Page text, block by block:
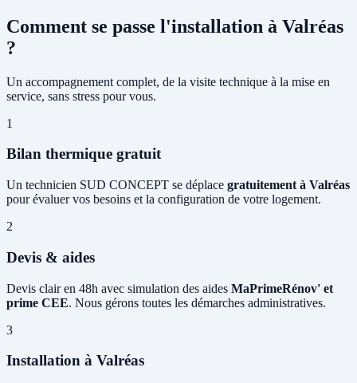
Comment se passe l'installation à Valréas
?
Un accompagnement complet, de la visite technique à la mise en
service, sans stress pour vous.
1
Bilan thermique gratuit
Un technicien SUD CONCEPT se déplace gratuitement à Valréas
pour évaluer vos besoins et la configuration de votre logement.
2
Devis & aides
Devis clair en 48h avec simulation des aides MaPrimeRénov' et
prime CEE. Nous gérons toutes les démarches administratives.
3
Installation à Valréas